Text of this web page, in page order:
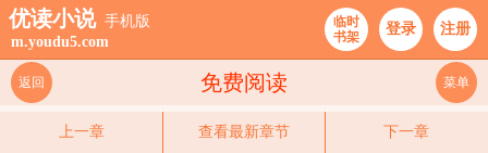
优读小说 手机版
m.youdu5.com
临时
书架
登录 注册
免费阅读
返回 菜单
上一章 查看最新章节 下一章